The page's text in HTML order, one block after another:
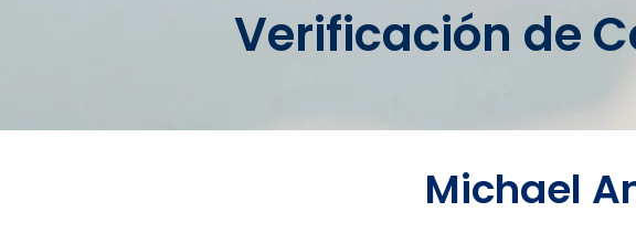
Verificación de
Michael